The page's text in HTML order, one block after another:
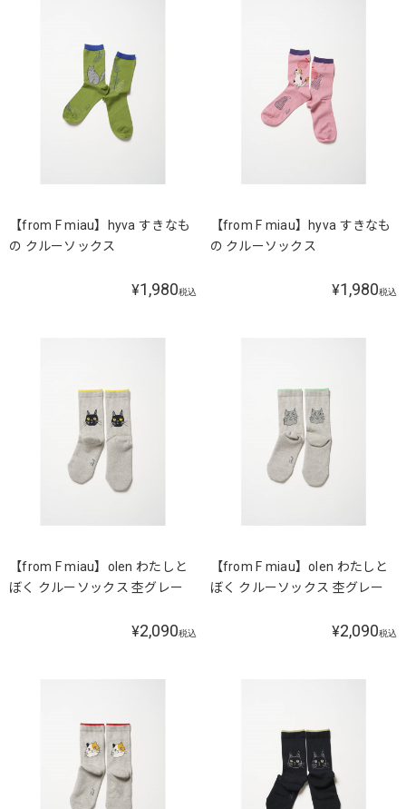
【from F miau】hyva すきなも
の クルーソックス
¥1,980税込
【from F miau】hyva すきなも
の クルーソックス
¥1,980税込
【from F miau】olen わたしと
ぼく クルーソックス 杢グレー
¥2,090税込
【from F miau】olen わたしと
ぼく クルーソックス 杢グレー
¥2,090税込